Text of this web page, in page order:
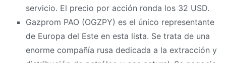
servicio. El precio por acción ronda los 32 USD.
Gazprom PAO (OGZPY) es el único representante
de Europa del Este en esta lista. Se trata de una
enorme compañía rusa dedicada a la extracción y